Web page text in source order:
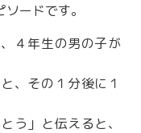
ードです。
４年生の男の子が
、その１分後に１
う」と伝えると、